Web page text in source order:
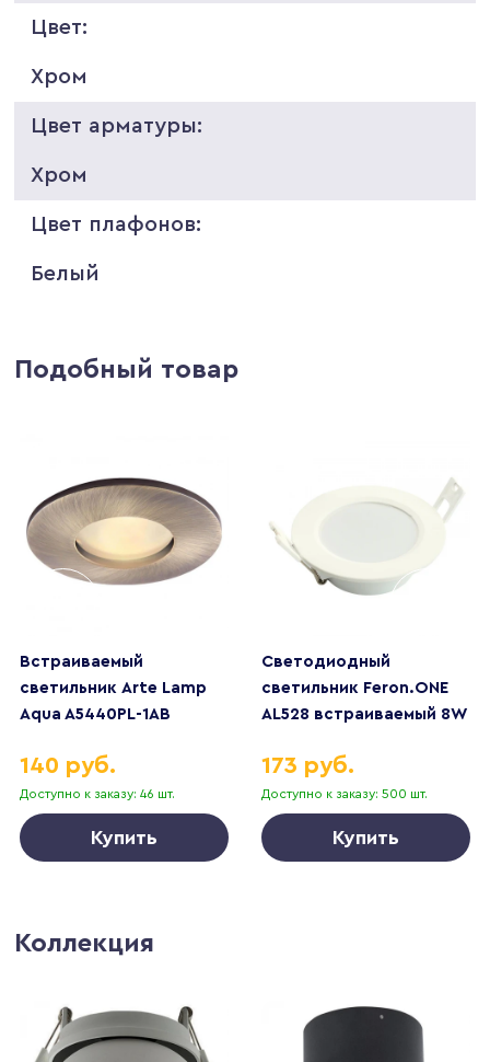
Цвет:
Хром
Цвет арматуры:
Хром
Цвет плафонов:
Белый
Подобный товар
Встраиваемый
светильник Arte Lamp
Aqua A5440PL-1AB
Доступно к заказу: 46 шт.
140 руб.
Купить
Светодиодный
светильник Feron.ONE
AL528 встраиваемый 8W
Доступно к заказу: 500 шт.
173 руб.
Купить
Коллекция